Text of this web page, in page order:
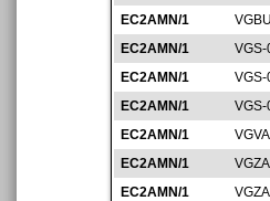
EC2AMN/1
EC2AMN/1
EC2AMN/1
EC2AMN/1
EC2AMN/1
EC2AMN/1
EC2AMN/1